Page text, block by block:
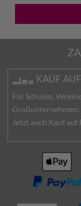
KAUF
Für Schulen,
Großunternehmen:
Jetzt auch Kauf